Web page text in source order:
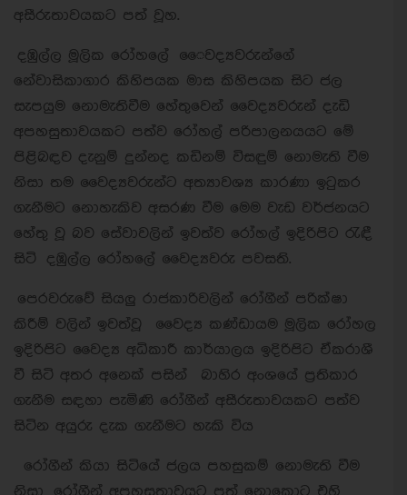
අසීරුතාවයකට පත් වූහ.
දඹුල්ල මූලික රෝහලේ ෛවද්‍යවරුන්ගේ
නේවාසිකාගාර කිහිපයක මාස කිහිපයක සිට ජල
සැපයුම නොමැතිවීම හේතුවෙන් වෛද්‍යවරුන් දැඩි
අපහසුතාවයකට පත්ව රෝහල් පරිපාලනයයට මේ
පිළිබඳව දැනුම් දුන්නද කඩිනම් විසඳුම් නොමැති වීම
නිසා තම වෛද්‍යවරුන්ට අත්‍යාවශ්‍ය කාරණා ඉටුකර
ගැනීමට නොහැකිව අසරණ වීම මෙම වැඩ වර්ජනයට
හේතු වූ බව සේවාවලින් ඉවත්ව රෝහල් ඉදිරිපිට රැඳී
සිටි දඹුල්ල රෝහලේ වෛද්‍යවරු පවසති.
පෙරවරුවේ සියලු රාජකාරිවලින් රෝගීන් පරික්ෂා
කිරීම් වලින් ඉවත්වූ වෛද්‍ය කණ්ඩායම මූලික රෝහල
ඉදිරිපිට වෛද්‍ය අධිකාරී කාර්යාලය ඉදිරිපිට ඒකරාශී
වී සිටි අතර අනෙක් පසින් බාහිර අංශයේ ප්‍රතිකාර
ගැනීම සඳහා පැමිණි රෝගීන් අසීරුතාවයකට පත්ව
සිටින අයුරු දැක ගැනීමට හැකි විය
රෝගීන් කියා සිටියේ ජලය පහසුකම් නොමැති වීම
නිසා රෝගීන් අපහසුතාවයට පත් නොකොට එහි